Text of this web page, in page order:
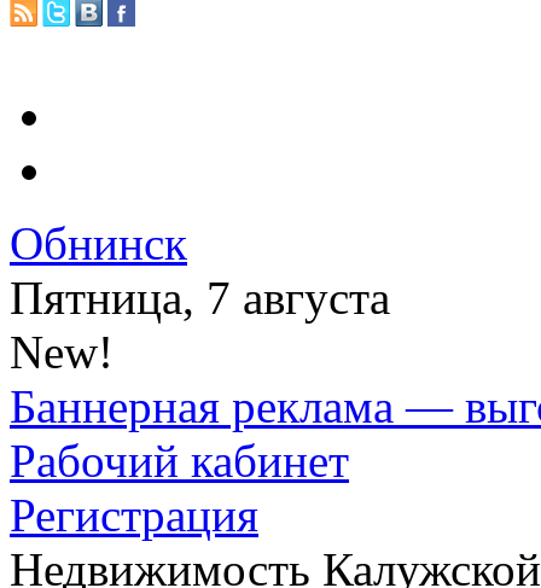
Обнинск
Пятница, 7 августа
New!
Баннерная реклама —
Рабочий кабинет
Регистрация
Недвижимость